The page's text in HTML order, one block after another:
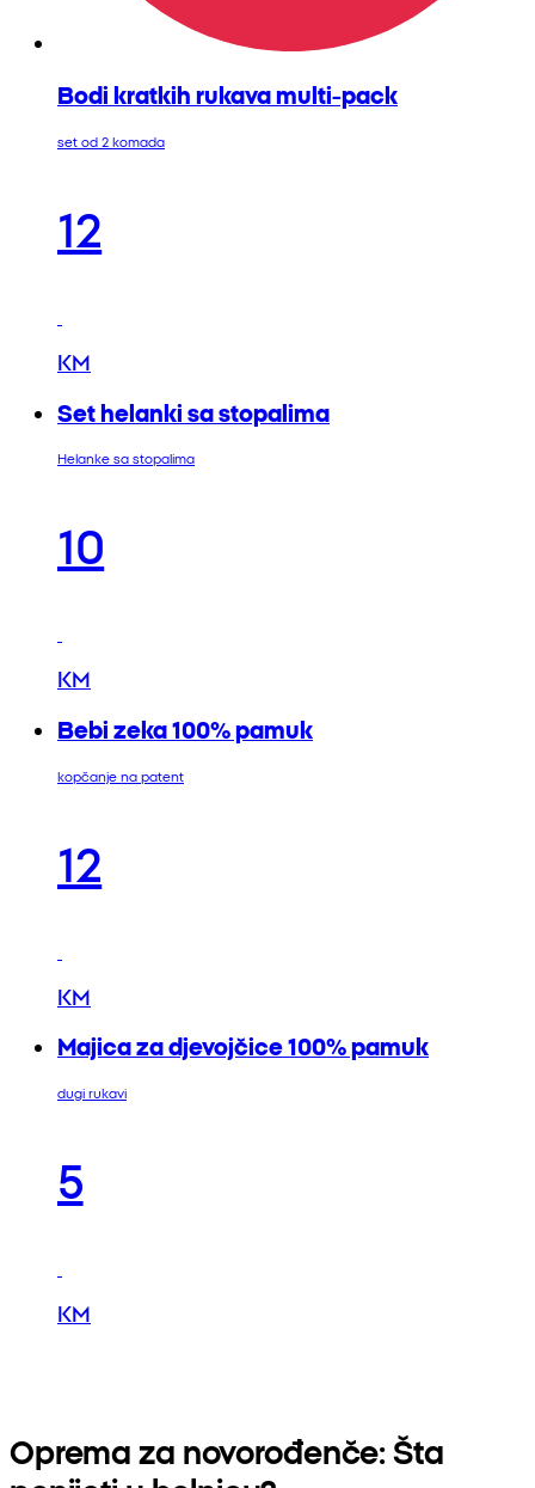
Bodi kratkih rukava multi-pack
set od 2 komada
12
KM
Set helanki sa stopalima
Helanke sa stopalima
10
KM
Bebi zeka 100% pamuk
kopčanje na patent
12
KM
Majica za djevojčice 100% pamuk
dugi rukavi
5
KM
Oprema za novorođenče: Šta